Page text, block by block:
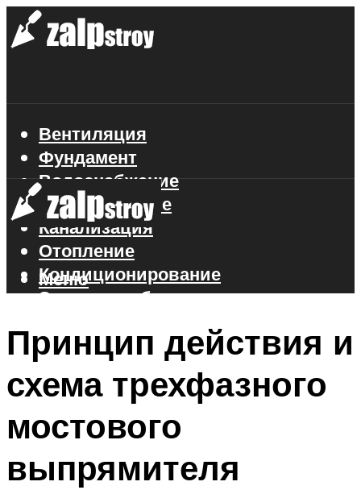
Вентиляция
Фундамент
Водоснабжение
Газоснабжение
Канализация
Отопление
Кондиционирование
Электроснабжение
Меню
Меню
Принцип действия и
схема трехфазного
мостового
выпрямителя